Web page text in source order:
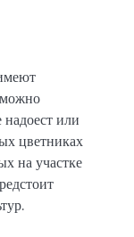
можно
надоест или
цветниках
на участке